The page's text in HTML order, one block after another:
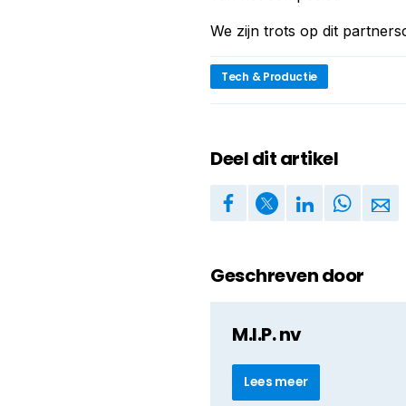
We zijn trots op dit
Tech & Productie
Deel dit artikel
Geschreven door
M.I.P. nv
Lees meer